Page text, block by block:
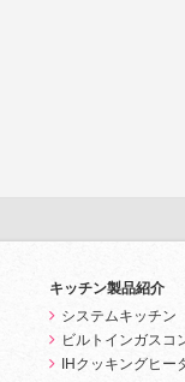
キッチン製品紹介
システムキッチン
ビルトインガスコ
IHクッキングヒー